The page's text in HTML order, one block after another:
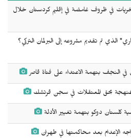
5 نساء ووفاة 7 أخريات في ظروف غامضة في إقليم كردستان خلال
الذي تم تقديم مشروعه إلى البرلمان التركي؟
النجف بتهمة الاعتداء على فتاة قاصر
بحق المعتقلات في سجن قرتشك
دوكو بتهمة تغيير الأدلة
الإعدام بعد محاكمتها في طهران